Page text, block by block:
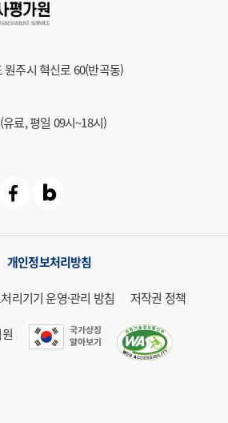
주시 혁신로 60(반곡동)
(유료, 평일 09시~18시)
개인정보처리방침
리기기 운영·관리 방침 저작권 정책